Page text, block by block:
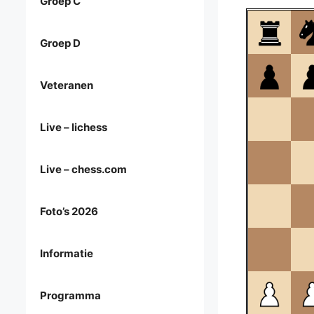
Groep D
Veteranen
Live – lichess
Live – chess.com
Foto’s 2026
Informatie
Programma